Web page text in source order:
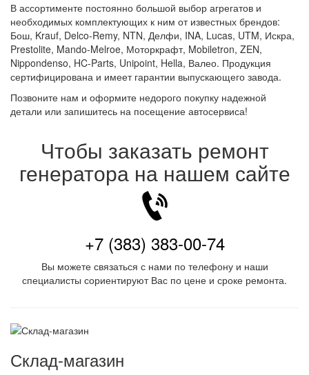
В ассортименте постоянно большой выбор агрегатов и
необходимых комплектующих к ним от известных брендов:
Бош, Krauf, Delco-Remy, NTN, Делфи, INA, Lucas, UTM, Искра,
Prestolite, Mando-Melroe, Моторкрафт, Mobiletron, ZEN,
Nippondenso, HC-Parts, Unipoint, Hella, Валео. Продукция
сертифицирована и имеет гарантии выпускающего завода.
Позвоните нам и оформите недорого покупку надежной
детали или запишитесь на посещение автосервиса!
Чтобы заказать ремонт
генератора на нашем сайте
+7 (383) 383-00-74
Вы можете связаться с нами по телефону и наши
специалисты сориентируют Вас по цене и сроке ремонта.
Склад-магазин